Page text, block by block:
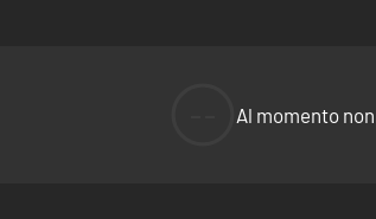
attraverso le tentacolari darsene e una città
Al momento